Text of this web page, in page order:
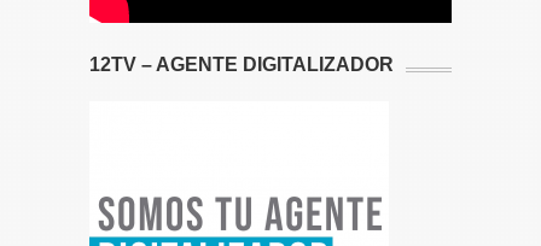
12TV – AGENTE DIGITALIZADOR